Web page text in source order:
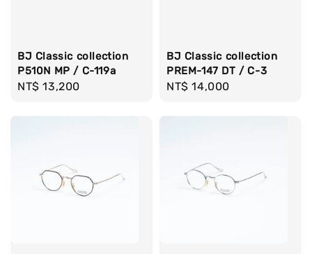
BJ Classic collection
P510N MP / C-119a
Regular
NT$ 13,200
BJ Classic collection
PREM-147 DT / C-3
Regular
NT$ 14,000